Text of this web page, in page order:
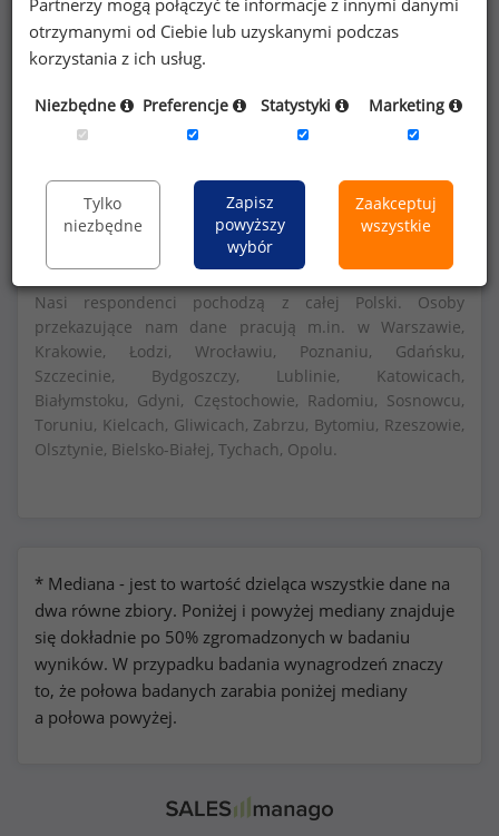
Szczegółowe dane o wynagrodzeniach na 840
portalu wynagrodzenia.pl
Dowiedz się więcej
Nasi respondenci pochodzą z całej Polski. Osoby
przekazujące nam dane pracują m.in. w Warszawie,
Krakowie, Łodzi, Wrocławiu, Poznaniu, Gdańsku,
Szczecinie, Bydgoszczy, Lublinie, Katowicach,
Białymstoku, Gdyni, Częstochowie, Radomiu, Sosnowcu,
Toruniu, Kielcach, Gliwicach, Zabrzu, Bytomiu, Rzeszowie,
Olsztynie, Bielsko-Białej, Tychach, Opolu.
* Mediana - jest to wartość dzieląca wszystkie dane na
dwa równe zbiory. Poniżej i powyżej mediany znajduje
się dokładnie po 50% zgromadzonych w badaniu
wyników. W przypadku badania wynagrodzeń znaczy
to, że połowa badanych zarabia poniżej mediany
a połowa powyżej.
otrzymanymi od Ciebie lub uzyskanymi podczas
korzystania z ich usług.
Niezbędne Preferencje Statystyki Marketing
Tylko
niezbędne
Zapisz
powyższy
wybór
Zaakceptuj
wszystkie